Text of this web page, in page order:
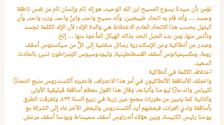
نؤمن بأن سيدنا يسوع المسيح ابن الله الوحيد، هو إله تام وإنسان تام من نفس ناطقة
وجسد … وأنه قام به اتحاد طبيعتين، وأنه مسيح واحد، وابنٌ واحد، ورب واحد، وأن
البتول بحسب هذا الاتحاد العادم الاختلاط هي والدة الإله؛ لأن الإله الكلمة تجسد
وتأنس منها، ومن بدء الحبل اتحد بذاته الهيكل المأخوذ منها … إلخ.
وصدر عن أنطاكية وعن الإسكندرية رسائل سلامية إلى كلٍّ من سيكستوس أسقف
رومة، ومكسيميانوس أسقف القسطنطينية، وثيودوسيوس الإمبراطور؛ تنبئ بالحادث
السعيد.
اختلاف الكلمة في أنطاكية
واختلف الأساقفة الأنطاكيون في أمر هذا الاعتراف، فاعتبره ألكسندروس منبج انتصارًا
لكيرلس واندحارًا ليوحنا وأتباعه، وقال هذا القول معظم أساقفة قيليقية الأولى
والثانية كما يتبين من مقررات مجمع عين زربة في ربيع السنة ٤٣٣، وتفرقت الطرق
بأساقفة وادي الفرات، فبعضهم أيد ألكسندروس والبعض الآخر عاد إلى الشركة مع
يوحنا رئيس الكنيسة، وبين هؤلاء أندراوس أسقف سميساط ويوحنا أسقف مرعش.